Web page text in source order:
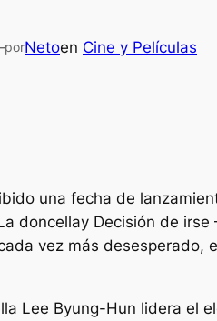
porNetoen Cine y Películas
una fecha de
doncellay Decisión de irse
vez más desesperado,
Lee Byung-Hun lidera el